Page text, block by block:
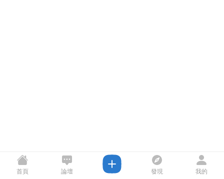
首頁 論壇 發現 我的